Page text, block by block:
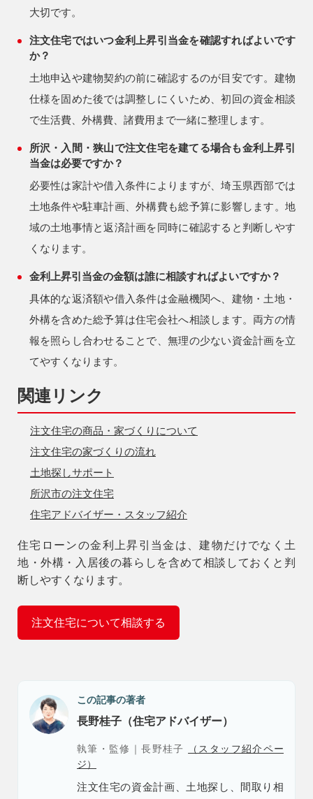
大切です。
注文住宅ではいつ金利上昇引当金を確認すればよいです
か？
土地申込や建物契約の前に確認するのが目安です。建物
仕様を固めた後では調整しにくいため、初回の資金相談
で生活費、外構費、諸費用まで一緒に整理します。
所沢・入間・狭山で注文住宅を建てる場合も金利上昇引
当金は必要ですか？
必要性は家計や借入条件によりますが、埼玉県西部では
土地条件や駐車計画、外構費も総予算に影響します。地
域の土地事情と返済計画を同時に確認すると判断しやす
くなります。
金利上昇引当金の金額は誰に相談すればよいですか？
具体的な返済額や借入条件は金融機関へ、建物・土地・
外構を含めた総予算は住宅会社へ相談します。両方の情
報を照らし合わせることで、無理の少ない資金計画を立
てやすくなります。
関連リンク
注文住宅の商品・家づくりについて
注文住宅の家づくりの流れ
土地探しサポート
所沢市の注文住宅
住宅アドバイザー・スタッフ紹介
住宅ローンの金利上昇引当金は、建物だけでなく土
地・外構・入居後の暮らしを含めて相談しておくと判
断しやすくなります。
注文住宅について相談する
この記事の著者
長野桂子（住宅アドバイザー）
執筆・監修｜長野桂子
（スタッフ紹介ペー
ジ）
注文住宅の資金計画、土地探し、間取り相